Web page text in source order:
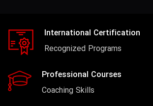
International Certification
Recognized Programs
Professional Courses
Coaching Skills